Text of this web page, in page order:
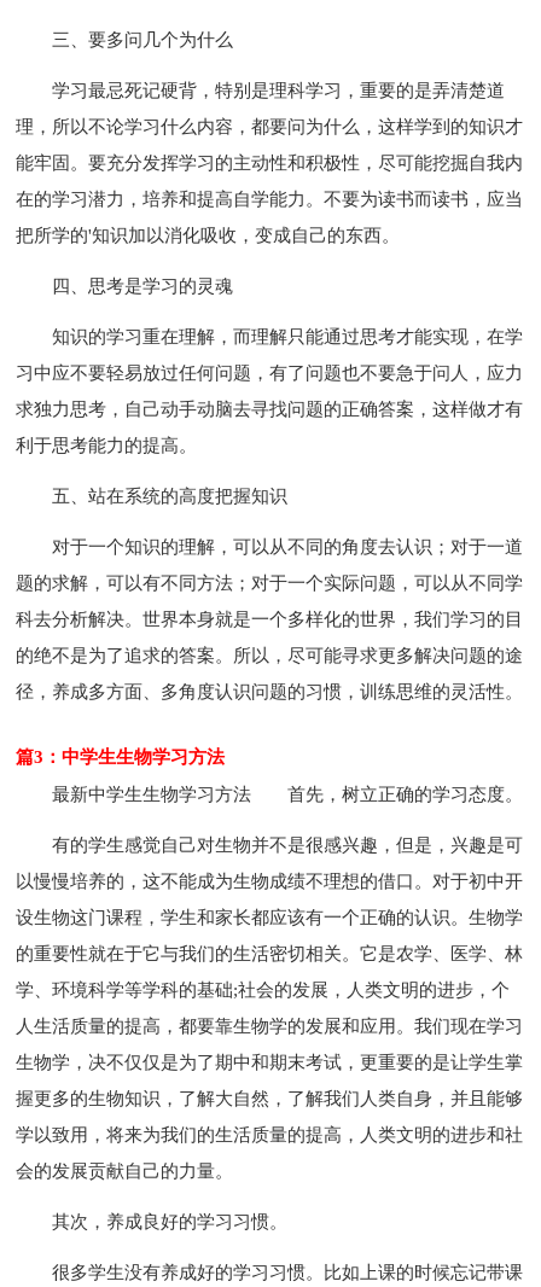
三、要多问几个为什么
学习最忌死记硬背，特别是理科学习，重要的是弄清楚道
理，所以不论学习什么内容，都要问为什么，这样学到的知识才
能牢固。要充分发挥学习的主动性和积极性，尽可能挖掘自我内
在的学习潜力，培养和提高自学能力。不要为读书而读书，应当
把所学的'知识加以消化吸收，变成自己的东西。
四、思考是学习的灵魂
知识的学习重在理解，而理解只能通过思考才能实现，在学
习中应不要轻易放过任何问题，有了问题也不要急于问人，应力
求独力思考，自己动手动脑去寻找问题的正确答案，这样做才有
利于思考能力的提高。
五、站在系统的高度把握知识
对于一个知识的理解，可以从不同的角度去认识；对于一道
题的求解，可以有不同方法；对于一个实际问题，可以从不同学
科去分析解决。世界本身就是一个多样化的世界，我们学习的目
的绝不是为了追求的答案。所以，尽可能寻求更多解决问题的途
径，养成多方面、多角度认识问题的习惯，训练思维的灵活性。
篇3：中学生生物学习方法
最新中学生生物学习方法
首先，树立正确的学习态度。
有的学生感觉自己对生物并不是很感兴趣，但是，兴趣是可
以慢慢培养的，这不能成为生物成绩不理想的借口。对于初中开
设生物这门课程，学生和家长都应该有一个正确的认识。生物学
的重要性就在于它与我们的生活密切相关。它是农学、医学、林
学、环境科学等学科的基础;社会的发展，人类文明的进步，个
人生活质量的提高，都要靠生物学的发展和应用。我们现在学习
生物学，决不仅仅是为了期中和期末考试，更重要的是让学生掌
握更多的生物知识，了解大自然，了解我们人类自身，并且能够
学以致用，将来为我们的生活质量的提高，人类文明的进步和社
会的发展贡献自己的力量。
其次，养成良好的学习习惯。
很多学生没有养成好的学习习惯。比如上课的时候忘记带课